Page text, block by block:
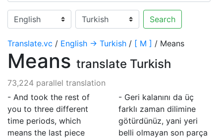
Search
Translate.vc / English → Turkish / [ M ] / Means
Means translate Turkish
73,224 parallel translation
- And took the rest of
you to three different
time periods, which
means the last piece
- Geri kalanını da üç
farklı zaman dilimine
götürdünüz, yani yeri
belli olmayan son parça